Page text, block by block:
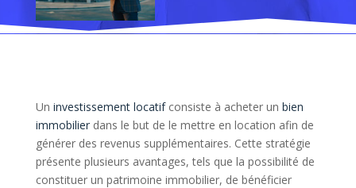
Un investissement locatifconsiste à acheter un bien
immobilierdans le but de le mettre en location afin de
générer des revenus supplémentaires. Cette stratégie
présente plusieurs avantages, tels que la possibilité de
constituer un patrimoine immobilier, de bénéficier